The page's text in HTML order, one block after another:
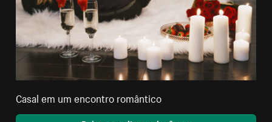
Casal em um encontro romântico